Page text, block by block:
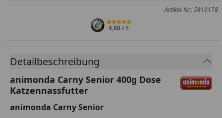
Artikel-Nr.: 5810178
4,80/ 5
Detailbeschreibung
animonda Carny Senior 400g Dose
Katzennassfutter
animonda Carny Senior